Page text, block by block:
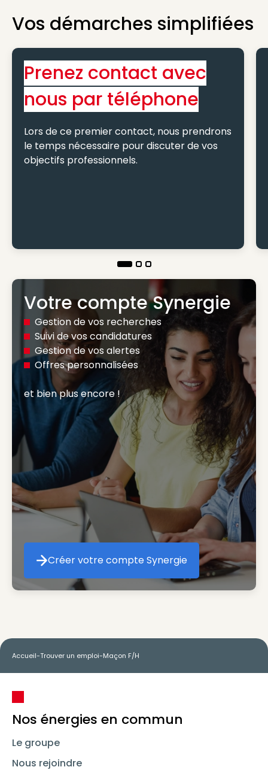
Vos démarches simplifiées
Prenez contact avec
nous par téléphone
Lors de ce premier contact, nous prendrons
le temps nécessaire pour discuter de vos
objectifs professionnels.
Votre compte Synergie
Gestion de vos recherches
Suivi de vos candidatures
Gestion de vos alertes
Offres personnalisées
et bien plus encore !
Créer votre compte Synergie
Créer votre compte Synergie
Accueil-Trouver un emploi-Maçon F/H
Nos énergies en commun
Le groupe
Nous rejoindre